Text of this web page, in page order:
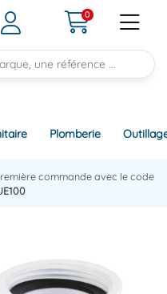
0
Plomberie
commande avec le code